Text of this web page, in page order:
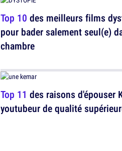
Top 10 des meilleurs films
pour bader salement seul(e)
chambre
Top 11 des raisons d'épouser
youtubeur de qualité